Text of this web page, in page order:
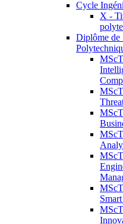
Cycle
X -
Diplôme de